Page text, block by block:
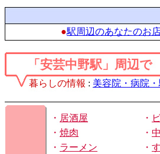
●駅周辺のあなたのお
「安芸中野駅」周辺で
暮らしの情報 : 美容院・病院
・ 居酒屋 ・
・ 焼肉 ・
・ ラーメン ・